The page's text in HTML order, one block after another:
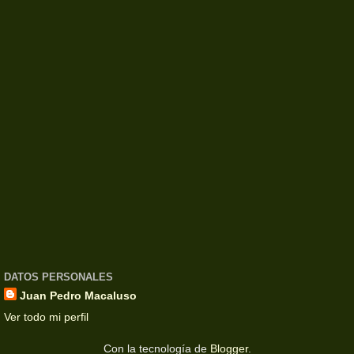
DATOS PERSONALES
Juan Pedro Macaluso
Ver todo mi perfil
Con la tecnología de Blogger.